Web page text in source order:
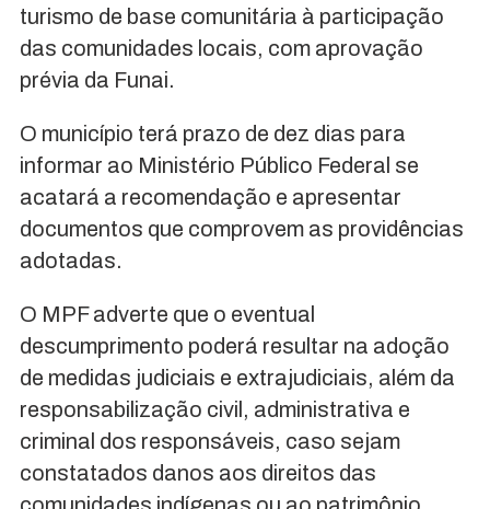
turismo de base comunitária à participação
das comunidades locais, com aprovação
prévia da Funai.
O município terá prazo de dez dias para
informar ao Ministério Público Federal se
acatará a recomendação e apresentar
documentos que comprovem as providências
adotadas.
O MPF adverte que o eventual
descumprimento poderá resultar na adoção
de medidas judiciais e extrajudiciais, além da
responsabilização civil, administrativa e
criminal dos responsáveis, caso sejam
constatados danos aos direitos das